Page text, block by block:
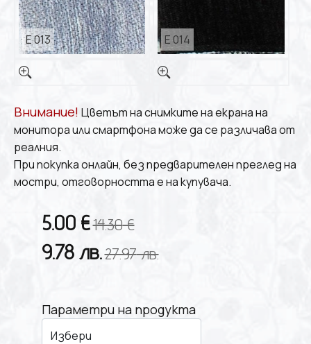
E 013 E 014
Внимание! Цветът на снимките на екрана на
монитора или смартфона може да се различава от
реалния.
При покупка онлайн, без предварителен преглед на
мостри, отговорността е на купувача.
5.00€14.30€
9.78лв.27.97лв.
Параметри на продукта